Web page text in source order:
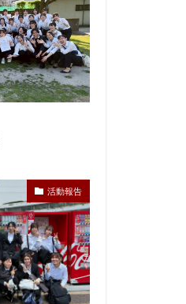
活動報告